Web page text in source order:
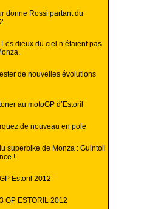
donne Rossi partant du
dieux du ciel n’étaient pas
de nouvelles évolutions
au motoGP d’Estoril
de nouveau en pole
superbike de Monza : Guintoli
!
Estoril 2012
GP ESTORIL 2012